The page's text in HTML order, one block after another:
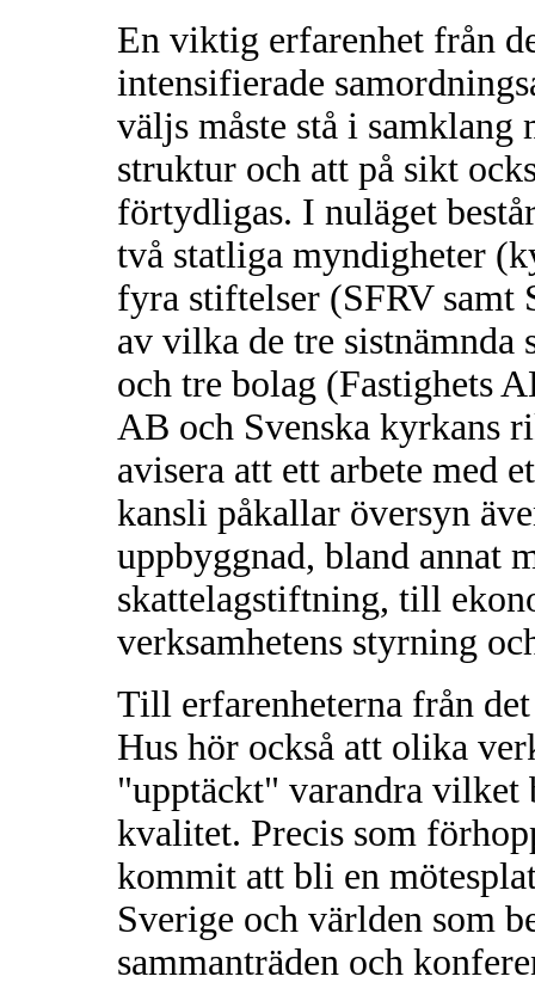
En viktig erfarenhet från
intensifierade
väljs måste stå i
struktur och att på sikt
förtydligas. I nuläget
två statliga myndigheter
fyra stiftelser (SFRV
av vilka de tre
och tre bolag (Fastighets
AB och Svenska kyrkans
avisera att ett arbete med
kansli påkallar översyn
uppbyggnad, bland annat
skattelagstiftning, till
verksamhetens styrning
Till erfarenheterna från
Hus hör också att olika
"upptäckt" varandra
kvalitet. Precis som
kommit att bli en
Sverige och världen som
sammanträden och